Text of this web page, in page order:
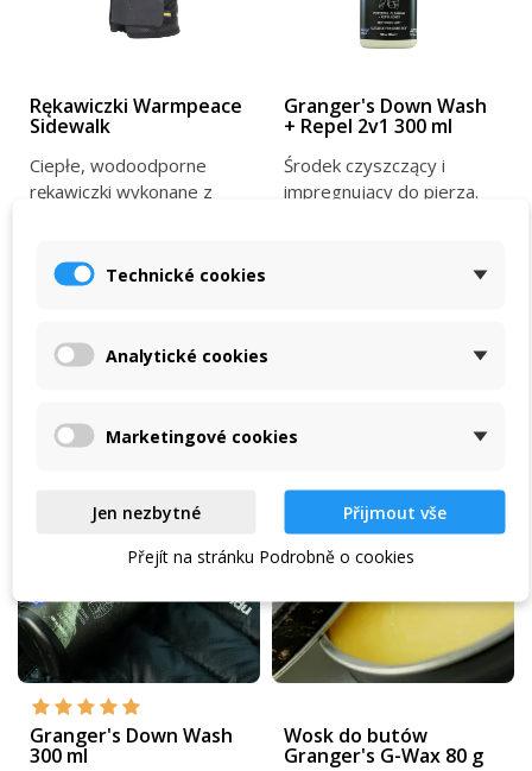
Rękawiczki Warmpeace
Sidewalk
Ciepłe, wodoodporne
rękawiczki wykonane z
antypoślizgową...
950 Kč 750 Kč
VIEW DETAIL
Granger's Down Wash
+ Repel 2v1 300 ml
Środek czyszczący i
impregnujący do pierza.
Granger's Down Wash
300 ml
Wosk do butów
Granger's G-Wax 80 g
Technické cookies
Analytické cookies
Marketingové cookies
Jen nezbytné
Přijmout vše
Přejít na stránku Podrobně o cookies